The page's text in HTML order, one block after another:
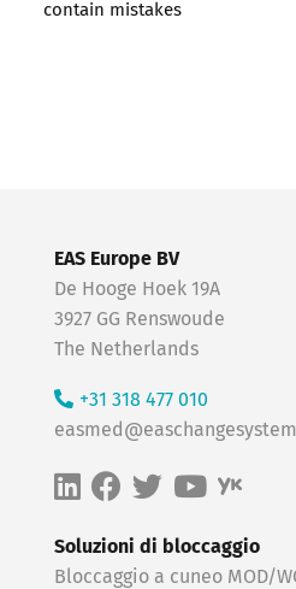
contain mistakes
Soluzioni di bloccaggio
Bloccaggio a cuneo MOD/
EAS Europe BV
De Hooge Hoek 19A
3927 GG Renswoude
The Netherlands
+31 318 477 010